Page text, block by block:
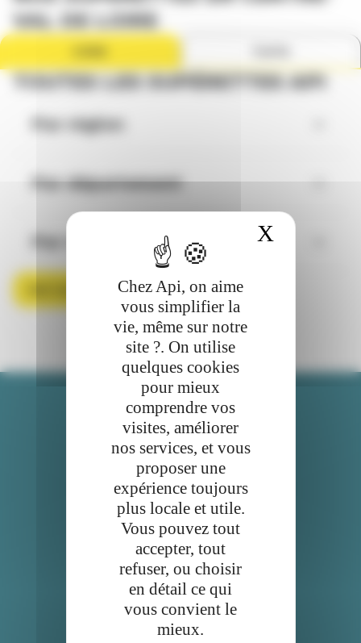
Chez Api, on aime
vous simplifier la
vie, même sur notre
site ?. On utilise
quelques cookies
pour mieux
comprendre vos
visites, améliorer
nos services, et vous
proposer une
expérience toujours
plus locale et utile.
Vous pouvez tout
accepter, tout
refuser, ou choisir
en détail ce qui
vous convient le
mieux.
X
VAL DE LOIRE
TOUTES LES SUPÉRETTES API
Par région
Par département
Voir toutes les supérettes
Api
Comment ça marche?
Nos engagements
Qui sommes-nous?
Service client
Contact
Mentions légales et CGU